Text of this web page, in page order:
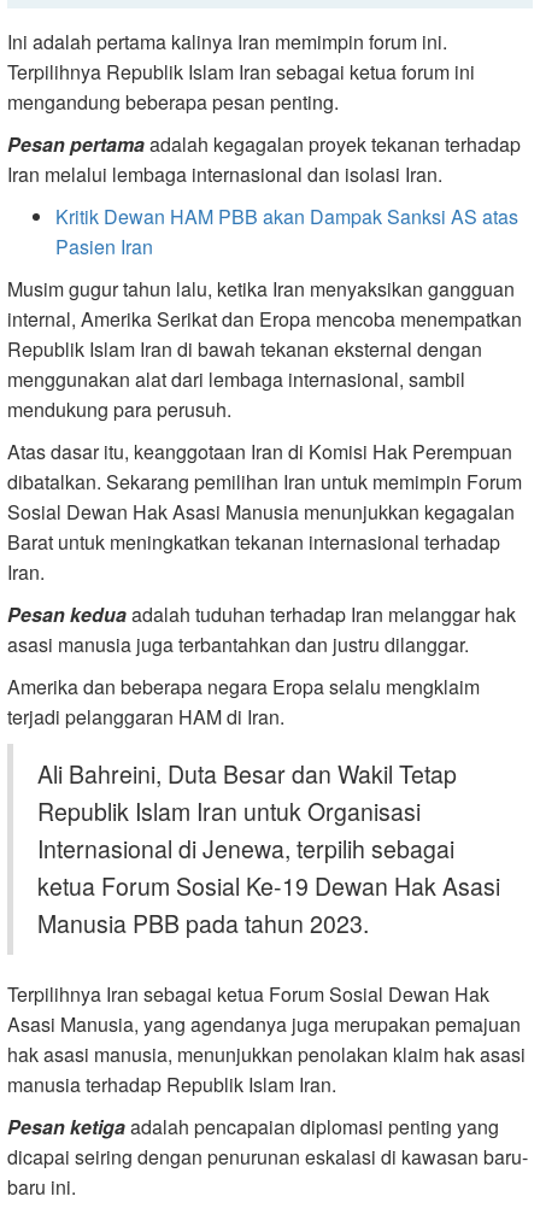
Ini adalah pertama kalinya Iran memimpin forum ini.
Terpilihnya Republik Islam Iran sebagai ketua forum ini
mengandung beberapa pesan penting.
Pesan pertamaadalah kegagalan proyek tekanan terhadap
Iran melalui lembaga internasional dan isolasi Iran.
Kritik Dewan HAM PBB akan Dampak Sanksi AS atas
Pasien Iran
Musim gugur tahun lalu, ketika Iran menyaksikan gangguan
internal, Amerika Serikat dan Eropa mencoba menempatkan
Republik Islam Iran di bawah tekanan eksternal dengan
menggunakan alat dari lembaga internasional, sambil
mendukung para perusuh.
Atas dasar itu, keanggotaan Iran di Komisi Hak Perempuan
dibatalkan. Sekarang pemilihan Iran untuk memimpin Forum
Sosial Dewan Hak Asasi Manusia menunjukkan kegagalan
Barat untuk meningkatkan tekanan internasional terhadap
Iran.
Pesan keduaadalah tuduhan terhadap Iran melanggar hak
asasi manusia juga terbantahkan dan justru dilanggar.
Amerika dan beberapa negara Eropa selalu mengklaim
terjadi pelanggaran HAM di Iran.
Ali Bahreini, Duta Besar dan Wakil Tetap
Republik Islam Iran untuk Organisasi
Internasional di Jenewa, terpilih sebagai
ketua Forum Sosial Ke-19 Dewan Hak Asasi
Manusia PBB pada tahun 2023.
Terpilihnya Iran sebagai ketua Forum Sosial Dewan Hak
Asasi Manusia, yang agendanya juga merupakan pemajuan
hak asasi manusia, menunjukkan penolakan klaim hak asasi
manusia terhadap Republik Islam Iran.
Pesan ketigaadalah pencapaian diplomasi penting yang
dicapai seiring dengan penurunan eskalasi di kawasan baru-
baru ini.